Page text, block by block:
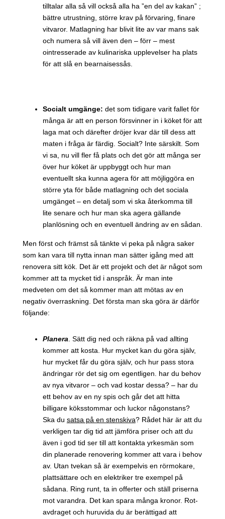
tilltalar alla så vill också alla ha ”en del av kakan” ;
bättre utrustning, större krav på förvaring, finare
vitvaror. Matlagning har blivit lite av var mans sak
och numera så vill även den – förr – mest
ointresserade av kulinariska upplevelser ha plats
för att slå en bearnaisessås.
Socialt umgänge: det som tidigare varit fallet för
många är att en person försvinner in i köket för att
laga mat och därefter dröjer kvar där till dess att
maten i fråga är färdig. Socialt? Inte särskilt. Som
vi sa, nu vill fler få plats och det gör att många ser
över hur köket är uppbyggt och hur man
eventuellt ska kunna agera för att möjliggöra en
större yta för både matlagning och det sociala
umgänget – en detalj som vi ska återkomma till
lite senare och hur man ska agera gällande
planlösning och en eventuell ändring av en sådan.
Men först och främst så tänkte vi peka på några saker
som kan vara till nytta innan man sätter igång med att
renovera sitt kök. Det är ett projekt och det är något som
kommer att ta mycket tid i anspråk. Är man inte
medveten om det så kommer man att mötas av en
negativ överraskning. Det första man ska göra är därför
följande:
Planera . Sätt dig ned och räkna på vad allting
kommer att kosta. Hur mycket kan du göra själv,
hur mycket får du göra själv, och hur pass stora
ändringar rör det sig om egentligen. har du behov
av nya vitvaror – och vad kostar dessa? – har du
ett behov av en ny spis och går det att hitta
billigare köksstommar och luckor någonstans?
Ska du satsa på en stenskiva? Rådet här är att du
verkligen tar dig tid att jämföra priser och att du
även i god tid ser till att kontakta yrkesmän som
din planerade renovering kommer att vara i behov
av. Utan tvekan så är exempelvis en rörmokare,
plattsättare och en elektriker tre exempel på
sådana. Ring runt, ta in offerter och ställ priserna
mot varandra. Det kan spara många kronor. Rot-
avdraget och huruvida du är berättigad att